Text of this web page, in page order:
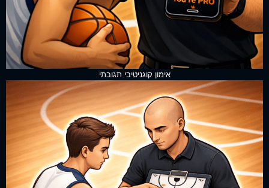
אימון קוגניטיבי תגובתי